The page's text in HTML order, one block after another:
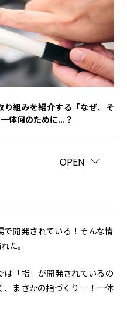
Podcast
BEV 燃料電池車（FCEV）
組みを紹介する「なぜ、そ
体何のために...？
OPEN
CLOSE
で開発されている！そんな情
た。
「指」が開発されているの
、まさかの指づくり…！一体